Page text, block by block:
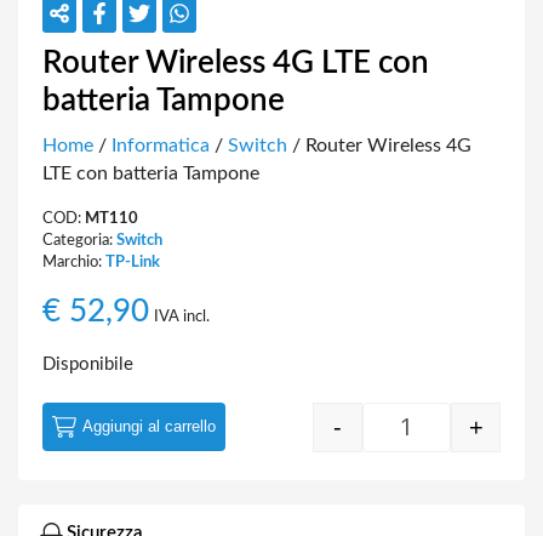
Router Wireless 4G LTE con
batteria Tampone
Home / Informatica / Switch / Router Wireless 4G
LTE con batteria Tampone
COD: MT110
Categoria: Switch
Marchio: TP-Link
€ 52,90 IVA incl.
Disponibile
Router
- +
Aggiungi al carrello